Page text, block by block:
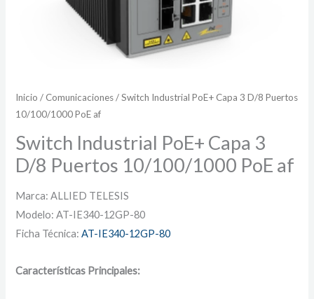
Inicio / Comunicaciones/ Switch Industrial PoE+ Capa 3 D/8 Puertos
10/100/1000 PoE af
Switch Industrial PoE+ Capa 3
D/8 Puertos 10/100/1000 PoE af
Marca: ALLIED TELESIS
Modelo: AT-IE340-12GP-80
Ficha Técnica:AT-IE340-12GP-80
Características Principales: